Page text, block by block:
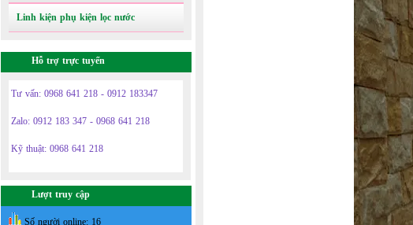
Linh kiện phụ kiện lọc nước
Hỗ trợ trực tuyến
Tư vấn: 0968 641 218 - 0912 183347
Zalo: 0912 183 347 - 0968 641 218
Kỹ thuật: 0968 641 218
Lượt truy cập
Số người online: 16